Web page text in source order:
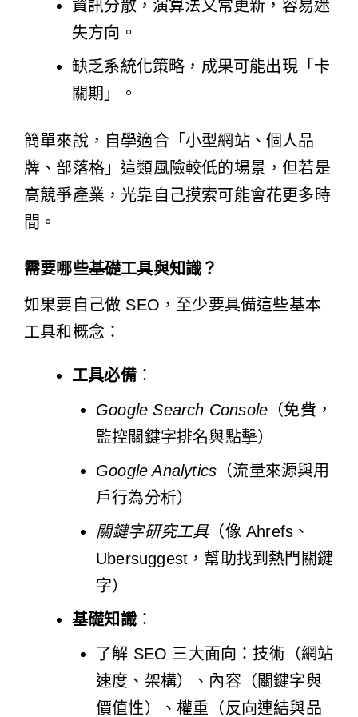
資訊分散，演算法又常更新，容易迷
失方向。
缺乏系統化策略，成果可能出現「卡
關期」。
簡單來說，自學適合「小型網站、個人品
牌、部落格」這類風險較低的場景，但若是
高競爭產業，光靠自己摸索可能會花更多時
間。
需要哪些基礎工具與知識？
如果要自己做 SEO，至少要具備這些基本
工具和概念：
工具必備：
Google Search Console （免費，
監控關鍵字排名與點擊）
Google Analytics （流量來源與用
戶行為分析）
關鍵字研究工具 （像 Ahrefs、
Ubersuggest，幫助找到熱門關鍵
字）
基礎知識：
了解 SEO 三大面向：技術（網站
速度、架構）、內容（關鍵字與
價值性）、權重（反向連結與品